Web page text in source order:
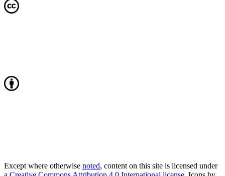
Except where otherwise noted, content on this site is licensed under